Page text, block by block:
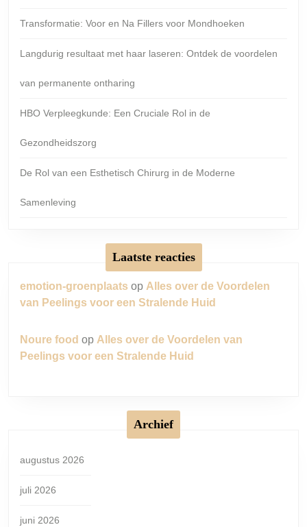
Transformatie: Voor en Na Fillers voor Mondhoeken
Langdurig resultaat met haar laseren: Ontdek de voordelen
van permanente ontharing
HBO Verpleegkunde: Een Cruciale Rol in de
Gezondheidszorg
De Rol van een Esthetisch Chirurg in de Moderne
Samenleving
Laatste reacties
emotion-groenplaats op Alles over de Voordelen
van Peelings voor een Stralende Huid
Noure food op Alles over de Voordelen van
Peelings voor een Stralende Huid
Archief
augustus 2026
juli 2026
juni 2026